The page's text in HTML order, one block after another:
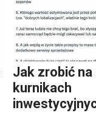
Jak zrobić na
kurnikach